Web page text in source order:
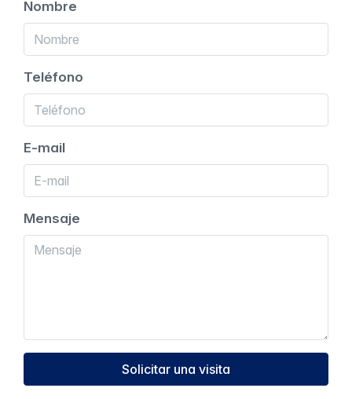
Nombre
Teléfono
E-mail
Mensaje
Solicitar una visita